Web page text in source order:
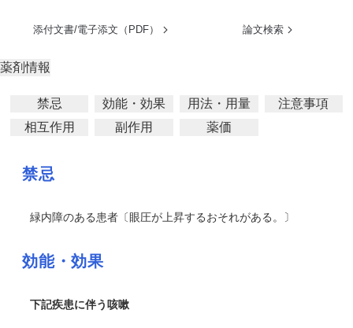
添付文書/電子添文（PDF） 論文検索
薬剤情報
禁忌 効能・効果 用法・用量
注意事項
相互作用
副作用 薬価
禁忌
緑内障のある患者〔眼圧が上昇するおそれがある。〕
効能・効果
下記疾患に伴う咳嗽